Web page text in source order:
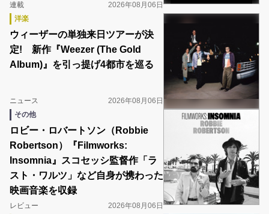
連載
2026年08月06日
洋楽
ウィーザーの単独来日ツアーが決
定! 新作『Weezer (The Gold
Album)』を引っ提げ4都市を巡る
ニュース
2026年08月06日
その他
ロビー・ロバートソン（Robbie
Robertson）『Filmworks:
Insomnia』スコセッシ監督作「ラ
スト・ワルツ」など自身が携わった
映画音楽を収録
レビュー
2026年08月06日